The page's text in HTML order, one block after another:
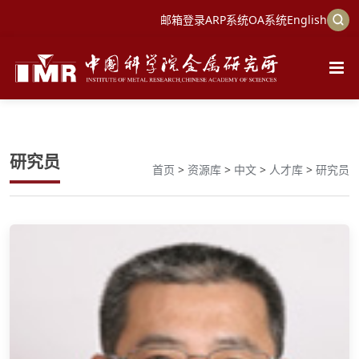
邮箱登录ARP系统OA系统English
研究员 首页 > 资源库 > 中文 > 人才库 > 研究员